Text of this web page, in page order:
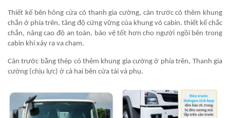
Thiết kế bên hông cửa có thanh gia cường, cản trước có thêm khung
chắn ở phía trên, tăng độ cứng vững của khung vỏ cabin. thiết kế chắc
chắn, nâng cao độ an toàn, bảo vệ tốt hơn cho người ngồi bên trong
cabin khi xảy ra va chạm.
Cản trước bằng thép có thêm khung gia cường ở phía trên, Thanh gia
cường (chịu lực) ở cả hai bên cửa tài và phụ.